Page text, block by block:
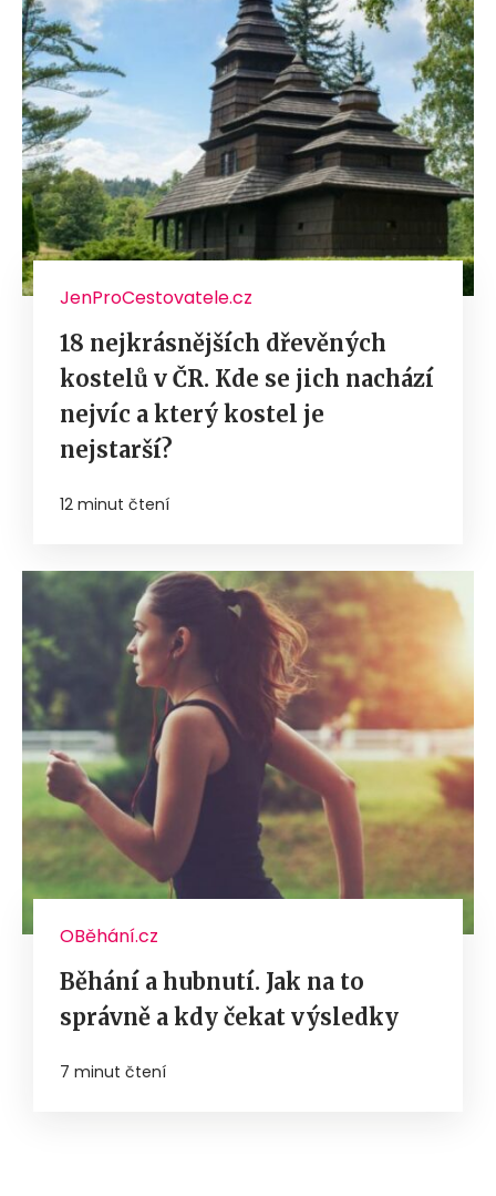
JenProCestovatele.cz
18 nejkrásnějších dřevěných
kostelů v ČR. Kde se jich nachází
nejvíc a který kostel je
nejstarší?
12 minut čtení
OBěhání.cz
Běhání a hubnutí. Jak na to
správně a kdy čekat výsledky
7 minut čtení